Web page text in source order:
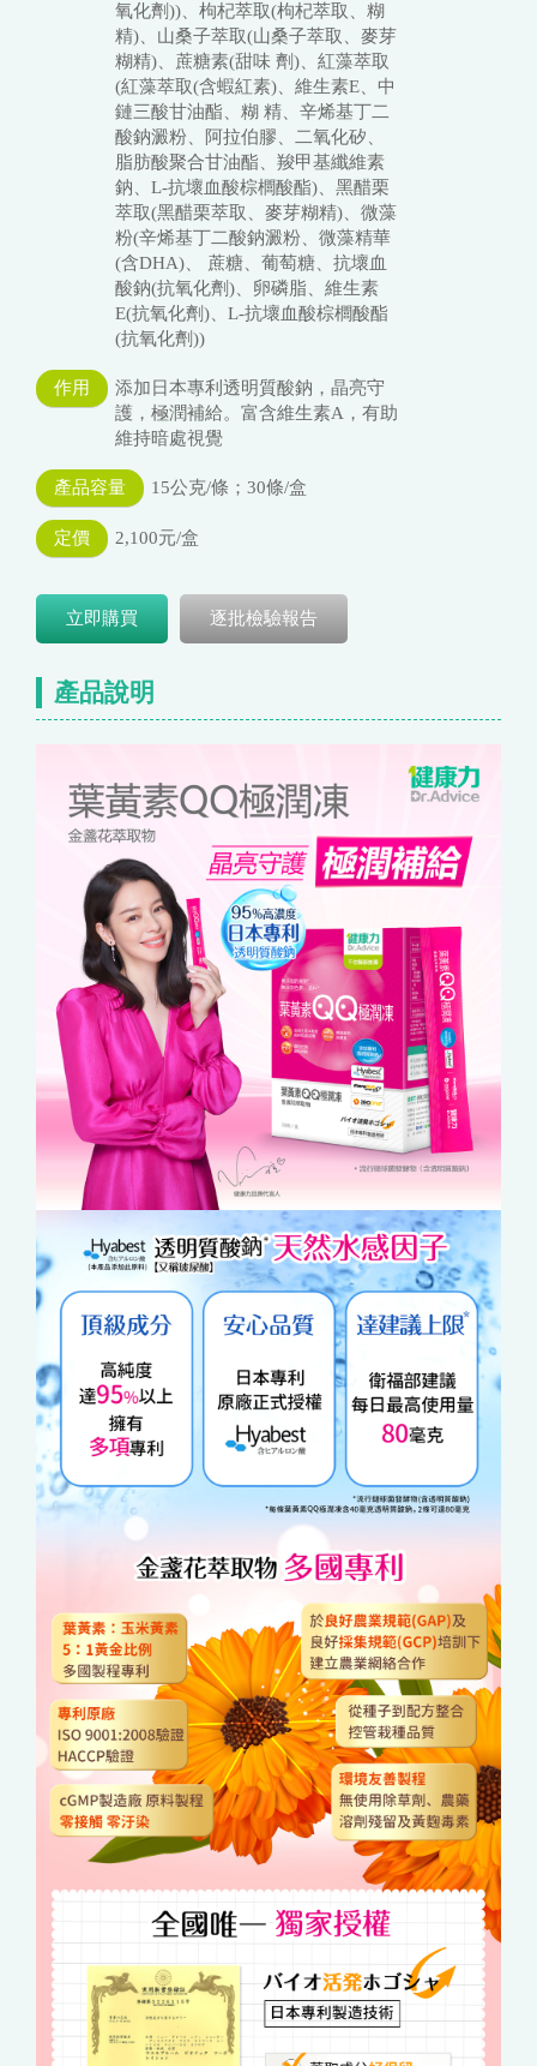
氧化劑))、枸杞萃取(枸杞萃取、糊
精)、山桑子萃取(山桑子萃取、麥芽
糊精)、蔗糖素(甜味 劑)、紅藻萃取
(紅藻萃取(含蝦紅素)、維生素E、中
鏈三酸甘油酯、糊 精、辛烯基丁二
酸鈉澱粉、阿拉伯膠、二氧化矽、
脂肪酸聚合甘油酯、羧甲基纖維素
鈉、L-抗壞血酸棕櫚酸酯)、黑醋栗
萃取(黑醋栗萃取、麥芽糊精)、微藻
粉(辛烯基丁二酸鈉澱粉、微藻精華
(含DHA)、 蔗糖、葡萄糖、抗壞血
酸鈉(抗氧化劑)、卵磷脂、維生素
E(抗氧化劑)、L-抗壞血酸棕櫚酸酯
(抗氧化劑))
作用
添加日本專利透明質酸鈉，晶亮守
護，極潤補給。富含維生素A，有助
維持暗處視覺
產品容量 15公克/條；30條/盒
定價 2,100元/盒
立即購買 逐批檢驗報告
產品說明